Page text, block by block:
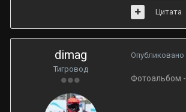
Цитата
dimag
Тигровод
Опубликовано
Фотоальбом -